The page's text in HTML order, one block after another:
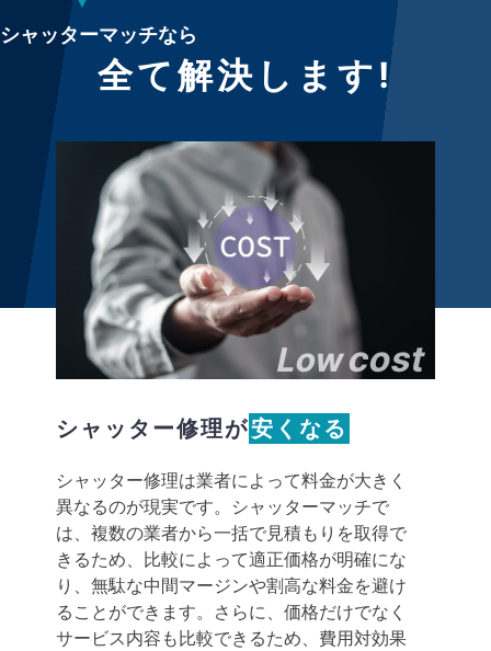
シャッターマッチなら
全て解決します!
シャッター修理が安くなる
シャッター修理は業者によって料金が大きく
異なるのが現実です。シャッターマッチで
は、複数の業者から一括で見積もりを取得で
きるため、比較によって適正価格が明確にな
り、無駄な中間マージンや割高な料金を避け
ることができます。さらに、価格だけでなく
サービス内容も比較できるため、費用対効果
Lowcost